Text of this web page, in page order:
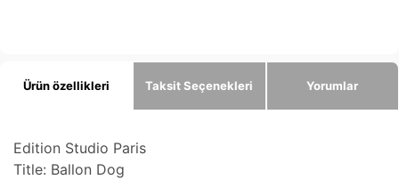
Ürün özellikleri Taksit Seçenekleri Yorumlar
Edition Studio Paris
Title: Ballon Dog